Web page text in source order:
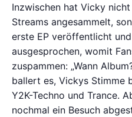
Inzwischen hat Vicky
Streams angesammelt,
erste EP veröffentlicht
ausgesprochen, womit
zuspammen: „Wann
ballert es, Vickys Stimme
Y2K-Techno und Trance.
nochmal ein Besuch